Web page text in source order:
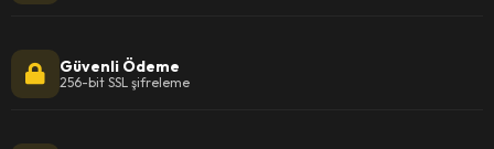
Güvenli Ödeme
256-bit SSL şifreleme